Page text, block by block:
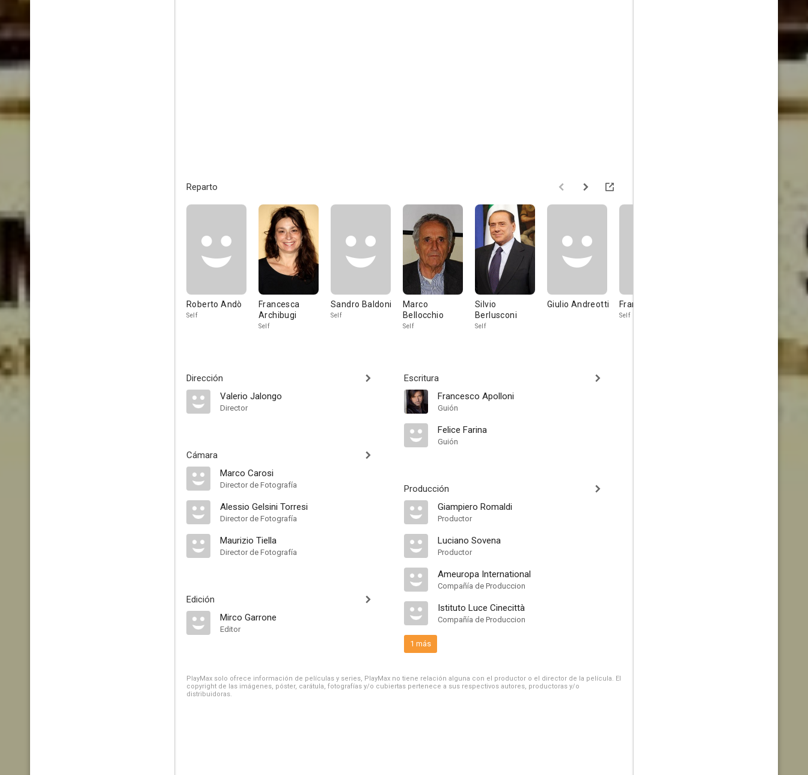
Reparto
Roberto Andò
Self
Francesca
Archibugi
Self
Sandro Baldoni
Self
Marco
Bellocchio
Self
Silvio
Berlusconi
Self
Giulio Andreotti Franco Bernini
Self
Dirección
Valerio Jalongo
Director
Cámara
Marco Carosi
Director de Fotografía
Alessio Gelsini Torresi
Director de Fotografía
Maurizio Tiella
Director de Fotografía
Edición
Mirco Garrone
Editor
Escritura
Francesco Apolloni
Guión
Felice Farina
Guión
Producción
Giampiero Romaldi
Productor
Luciano Sovena
Productor
Ameuropa International
Compañía de Produccion
Istituto Luce Cinecittà
Compañía de Produccion
1 más
PlayMax solo ofrece información de películas y series, PlayMax no tiene relación alguna con el productor o el director de la película. El
copyright de las imágenes, póster, carátula, fotografías y/o cubiertas pertenece a sus respectivos autores, productoras y/o
distribuidoras.